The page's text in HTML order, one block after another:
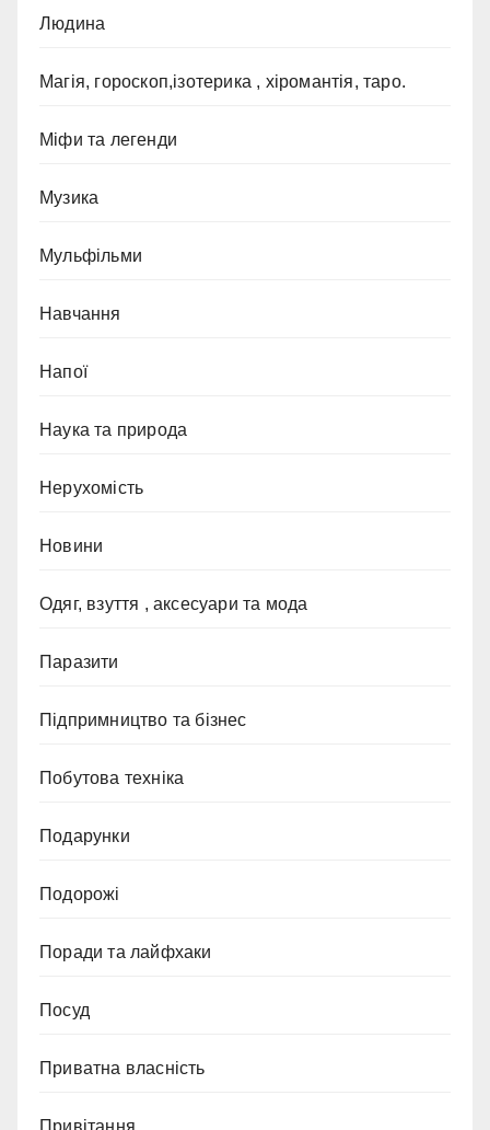
Людина
Магія, гороскоп,ізотерика , хіромантія, таро.
Міфи та легенди
Музика
Мульфільми
Навчання
Напої
Наука та природа
Нерухомість
Новини
Одяг, взуття , аксесуари та мода
Паразити
Підпримництво та бізнес
Побутова техніка
Подарунки
Подорожі
Поради та лайфхаки
Посуд
Приватна власність
Привітання